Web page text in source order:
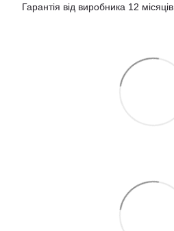
Гарантія від виробника 12 місяців.